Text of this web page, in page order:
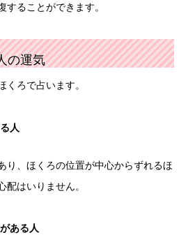
することができます。
の運気
くろで占います。
人
り、ほくろの位置が中心からずれるほ
配はいりません。
ある人